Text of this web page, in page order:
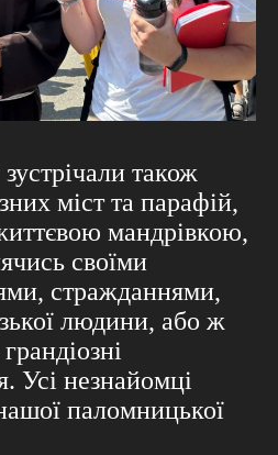
також
міст та парафій,
мандрівкою,
своїми
стражданнями,
людини, або ж
Усі незнайомці
паломницької